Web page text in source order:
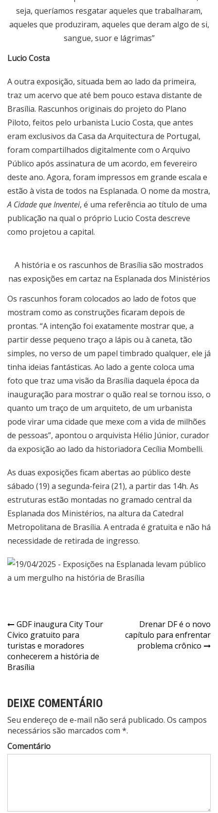
seja, queríamos resgatar aqueles que trabalharam,
aqueles que produziram, aqueles que deram algo de si,
sangue, suor e lágrimas”
Lucio Costa
A outra exposição, situada bem ao lado da primeira,
traz um acervo que até bem pouco estava distante de
Brasília. Rascunhos originais do projeto do Plano
Piloto, feitos pelo urbanista Lucio Costa, que antes
eram exclusivos da Casa da Arquitectura de Portugal,
foram compartilhados digitalmente com o Arquivo
Público após assinatura de um acordo, em fevereiro
deste ano. Agora, foram impressos em grande escala e
estão à vista de todos na Esplanada. O nome da mostra,
A Cidade que Inventei, é uma referência ao título de uma
publicação na qual o próprio Lucio Costa descreve
como projetou a capital.
A história e os rascunhos de Brasília são mostrados
nas exposições em cartaz na Esplanada dos Ministérios
Os rascunhos foram colocados ao lado de fotos que
mostram como as construções ficaram depois de
prontas. “A intenção foi exatamente mostrar que, a
partir desse pequeno traço a lápis ou à caneta, tão
simples, no verso de um papel timbrado qualquer, ele já
tinha ideias fantásticas. Ao lado a gente coloca uma
foto que traz uma visão da Brasília daquela época da
inauguração para mostrar o quão real se tornou isso, o
quanto um traço de um arquiteto, de um urbanista
pode virar uma cidade que mexe com a vida de milhões
de pessoas”, apontou o arquivista Hélio Júnior, curador
da exposição ao lado da historiadora Cecília Mombelli.
As duas exposições ficam abertas ao público deste
sábado (19) a segunda-feira (21), a partir das 14h. As
estruturas estão montadas no gramado central da
Esplanada dos Ministérios, na altura da Catedral
Metropolitana de Brasília. A entrada é gratuita e não há
necessidade de retirada de ingresso.
Navegação
de
Post
GDF inaugura City Tour
Cívico gratuito para
turistas e moradores
conhecerem a história de
Brasília
Drenar DF é o novo
capítulo para enfrentar
problema crônico
DEIXE COMENTÁRIO
Seu endereço de e-mail não será publicado. Os campos
necessários são marcados com *.
Comentário